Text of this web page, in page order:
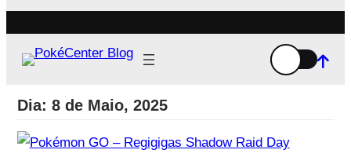
Dia: 8 de Maio, 2025